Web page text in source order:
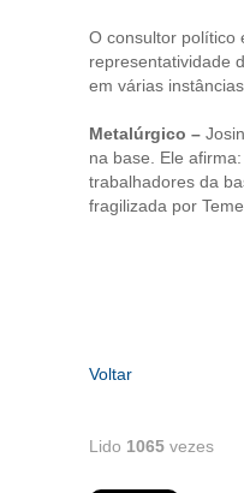
O consultor político
representatividade
em várias
Metalúrgico –
na base. Ele
trabalhadores da
fragilizada por
Voltar
Lido 1065 vezes